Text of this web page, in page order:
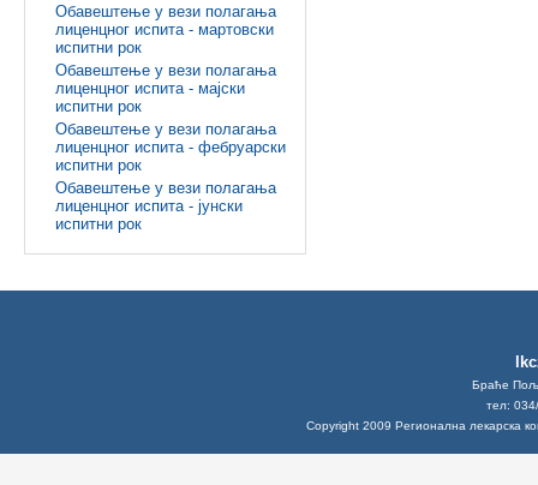
Обавештење у вези полагања
лиценцног испита - мартовски
испитни рок
Обавештење у вези полагања
лиценцног испита - мајски
испитни рок
Обавештење у вези полагања
лиценцног испита - фебруарски
испитни рок
Обавештење у вези полагања
лиценцног испита - јунски
испитни рок
Браће
тел:
Copyright 2009 Регионална лекарска